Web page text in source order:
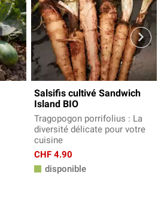
Salsifis cultivé Sandwich
Island BIO
Tragopogon porrifolius : La
diversité délicate pour votre
cuisine
CHF 4.90
disponible